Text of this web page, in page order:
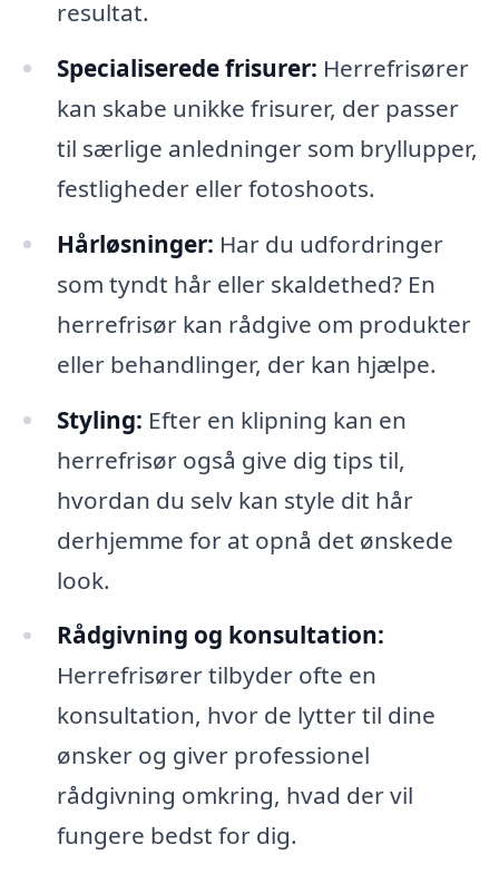
resultat.
Specialiserede frisurer: Herrefrisører
kan skabe unikke frisurer, der passer
til særlige anledninger som bryllupper,
festligheder eller fotoshoots.
Hårløsninger: Har du udfordringer
som tyndt hår eller skaldethed? En
herrefrisør kan rådgive om produkter
eller behandlinger, der kan hjælpe.
Styling: Efter en klipning kan en
herrefrisør også give dig tips til,
hvordan du selv kan style dit hår
derhjemme for at opnå det ønskede
look.
Rådgivning og konsultation:
Herrefrisører tilbyder ofte en
konsultation, hvor de lytter til dine
ønsker og giver professionel
rådgivning omkring, hvad der vil
fungere bedst for dig.